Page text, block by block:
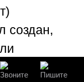
создан,